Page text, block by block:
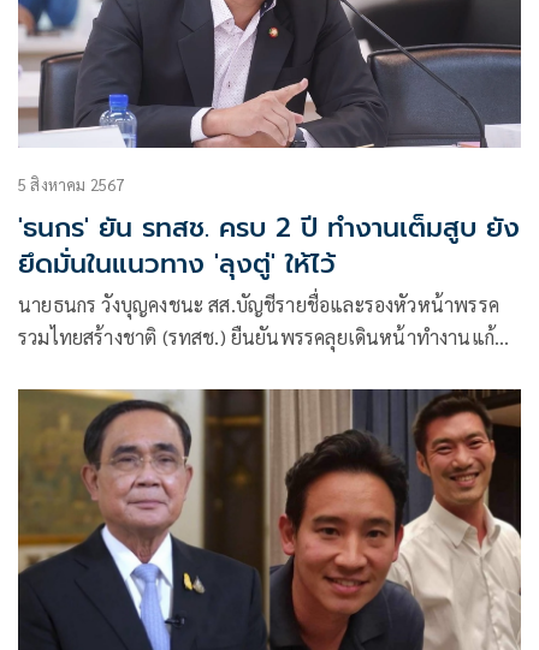
5 สิงหาคม 2567
'ธนกร' ยัน รทสช. ครบ 2 ปี ทำงานเต็มสูบ ยัง
ยึดมั่นในแนวทาง 'ลุงตู่' ให้ไว้
นายธนกร วังบุญคงชนะ สส.บัญชีรายชื่อและรองหัวหน้าพรรค
รวมไทยสร้างชาติ (รทสช.) ยืนยันพรรคลุยเดินหน้าทำงานแก้
ผ่านมา ตั้งแต่เริ่มก่อตั้งพรรคเดินเครื่องทำงานเต็มสูบตาม
แนวทางที่พลเอกประยุทธ์ จันทร์โอชา เ